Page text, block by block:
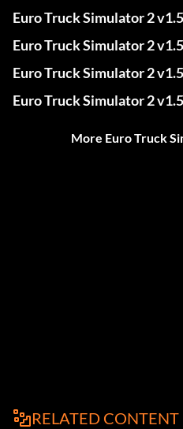
Euro Truck Simulator 2
Euro Truck Simulator 2
Euro Truck Simulator 2
Euro Truck Simulator 2
More Euro Truck
RELATED CONTENT